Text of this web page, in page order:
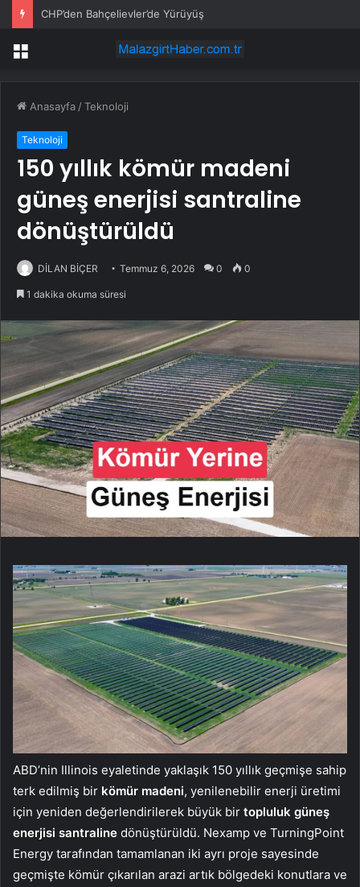
CHP’den Bahçelievler’de Yürüyüş
Menü
Anasayfa /Teknoloji
Teknoloji
150 yıllık kömür madeni
güneş enerjisi santraline
dönüştürüldü
DİLAN BİÇER Temmuz 6, 2026 0 0
1 dakika okuma süresi
ABD’nin Illinois eyaletinde yaklaşık 150 yıllık geçmişe sahip
terk edilmiş bir kömür madeni, yenilenebilir enerji üretimi
için yeniden değerlendirilerek büyük bir topluluk güneş
enerjisi santraline dönüştürüldü. Nexamp ve TurningPoint
Energy tarafından tamamlanan iki ayrı proje sayesinde
geçmişte kömür çıkarılan arazi artık bölgedeki konutlara ve